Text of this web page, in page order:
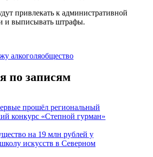
привлекать к административной
и выписывать штрафы.
алкоголяобщество
по записям
прошёл региональный
конкурс «Степной гурман»
на 19 млн рублей у
искусств в Северном